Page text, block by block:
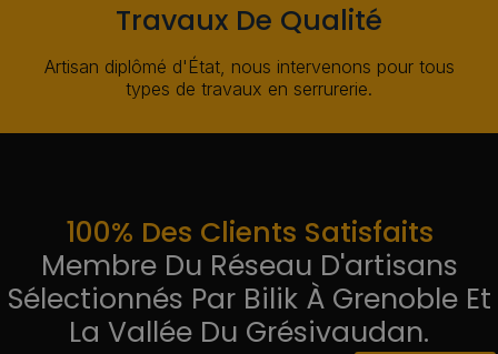
Travaux De Qualité
Artisan diplômé d'État, nous intervenons pour tous
types de travaux en serrurerie.
100% Des Clients Satisfaits
Membre Du Réseau D'artisans
Sélectionnés Par Bilik À Grenoble Et
La Vallée Du Grésivaudan.